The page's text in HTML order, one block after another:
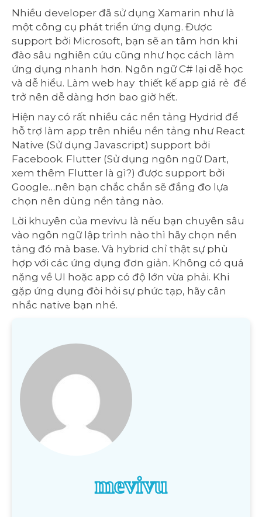
Nhiều developer đã sử dụng Xamarin như là
một công cụ phát triển ứng dụng. Được
support bởi Microsoft, bạn sẽ an tâm hơn khi
đào sâu nghiên cứu cũng như học cách làm
ứng dụng nhanh hơn. Ngôn ngữ C# lại dễ học
và dễ hiểu. Làm web hay thiết kế app giá rẻ để
trở nên dễ dàng hơn bao giờ hết.
Hiện nay có rất nhiều các nền tảng Hydrid để
hỗ trợ làm app trên nhiều nền tảng như React
Native (Sử dụng Javascript) support bởi
Facebook. Flutter (Sử dụng ngôn ngữ Dart,
xem thêm Flutter là gì?) được support bởi
Google…nên bạn chắc chắn sẽ đắng đo lựa
chọn nên dùng nền tảng nào.
Lời khuyên của mevivu là nếu bạn chuyên sâu
vào ngôn ngữ lập trình nào thì hãy chọn nền
tảng đó mà base. Và hybrid chỉ thật sự phù
hợp với các ứng dụng đơn giản. Không có quá
nặng về UI hoặc app có độ lớn vừa phải. Khi
gặp ứng dụng đòi hỏi sự phức tạp, hãy cân
nhắc native bạn nhé.
mevivu